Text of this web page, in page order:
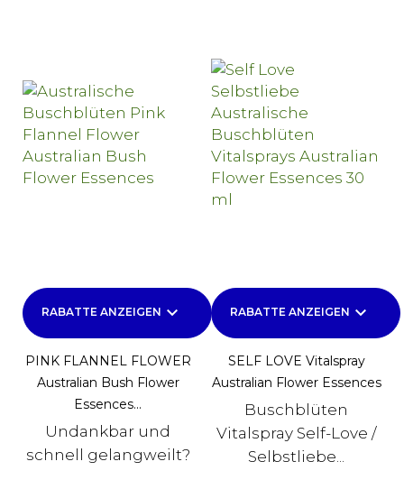
RABATTE ANZEIGEN keyboard_arrow_down
PINK FLANNEL FLOWER
Australian Bush Flower
Essences...
Undankbar und
schnell gelangweilt?
RABATTE ANZEIGEN keyboard_arrow_down
SELF LOVE Vitalspray
Australian Flower Essences
Buschblüten
Vitalspray Self-Love /
Selbstliebe...